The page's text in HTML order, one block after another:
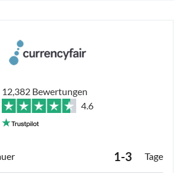
12,382 Bewertungen
4.6
1-3 Tage